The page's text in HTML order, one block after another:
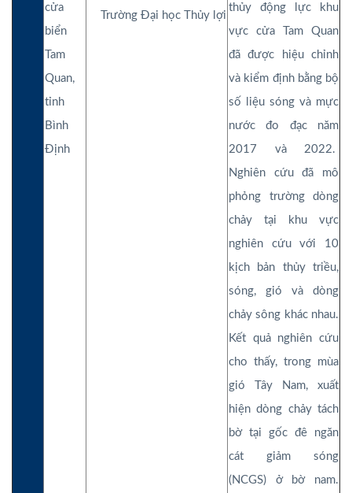
cửa
biển
Tam
Quan,
tỉnh
Bình
Định
Trường Đại học Thủy lợi
thủy động lực khu
vực cửa Tam Quan
đã được hiệu chỉnh
và kiểm định bằng bộ
số liệu sóng và mực
nước đo đạc năm
2017 và 2022.
Nghiên cứu đã mô
phỏng trường dòng
chảy tại khu vực
nghiên cứu với 10
kịch bản thủy triều,
sóng, gió và dòng
chảy sông khác nhau.
Kết quả nghiên cứu
cho thấy, trong mùa
gió Tây Nam, xuất
hiện dòng chảy tách
bờ tại gốc đê ngăn
cát giảm sóng
(NCGS) ở bờ nam.